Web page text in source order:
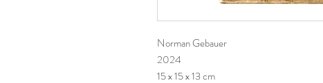
Norman Gebauer
2024
15 x 15 x 13 cm